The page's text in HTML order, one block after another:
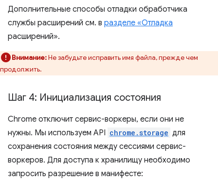
Дополнительные способы отладки обработчика
службы расширений см. в разделе «Отладка
расширений».
Внимание:Не забудьте исправить имя файла, прежде чем
продолжить.
Шаг 4: Инициализация состояния
Chrome отключит сервис-воркеры, если они не
нужны. Мы используем API chrome.storage для
сохранения состояния между сессиями сервис-
воркеров. Для доступа к хранилищу необходимо
запросить разрешение в манифесте: